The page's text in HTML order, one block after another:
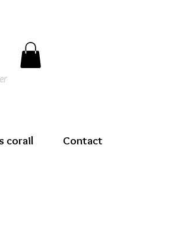
corail Contact